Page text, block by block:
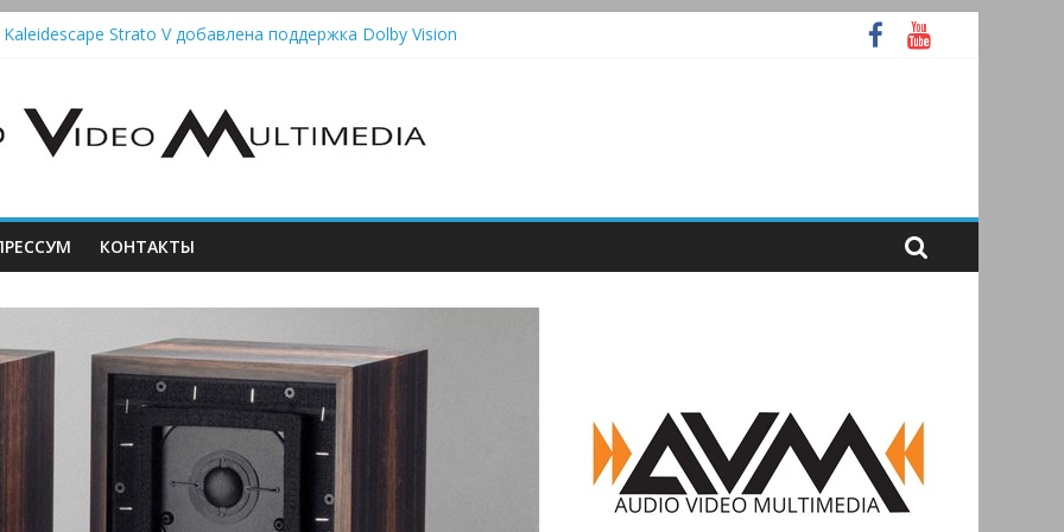
Strato V добавлена поддержка Dolby Vision
— традиционный виниловый автомат, дополненный Bluetooth
Meridian Ellipse: платформа R2 Electronics Platform и программное ядро Atlas Ellipse
КОНТАКТЫ